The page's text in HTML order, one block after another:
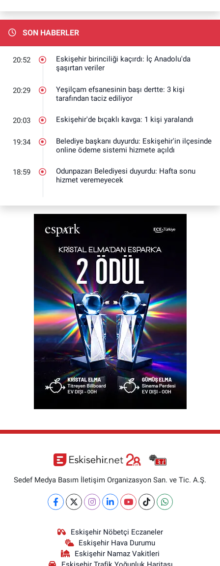
SON HABERLER
20:52
Eskişehir birinciliği kaçırdı: İç Anadolu'da
şaşırtan veriler
20:29
Yeşilçam efsanesinin başı dertte: 3 kişi
tarafından taciz ediliyor
20:03 Eskişehir'de bıçaklı kavga: 1 kişi yaralandı
19:34
Belediye başkanı duyurdu: Eskişehir'in ilçesinde
online ödeme sistemi hizmete açıldı
18:59
Odunpazarı Belediyesi duyurdu: Hafta sonu
hizmet veremeyecek
Sedef Medya Basım İletişim Organizasyon San. ve Tic. A.Ş.
Eskişehir Nöbetçi Eczaneler
Eskişehir Hava Durumu
Eskişehir Namaz Vakitleri